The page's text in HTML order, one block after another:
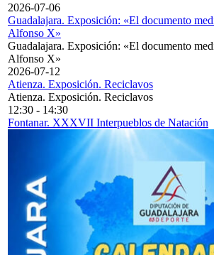
2026-07-06
Guadalajara. Exposición: «El documento
Alfonso X»
Guadalajara. Exposición: «El documento
Alfonso X»
2026-07-12
Atienza. Exposición. Reciclavos
Atienza. Exposición. Reciclavos
12:30 - 14:30
Fontanar. XXXVII Interpueblos de Natación